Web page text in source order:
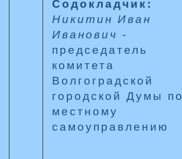
Содокладчик:
Никитин Иван
Иванович -
председатель
комитета
Волгоградской
городской Думы по
местному
самоуправлению